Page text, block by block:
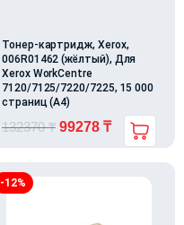
Тонер-картридж, Xerox,
006R01462 (жёлтый), Для
Xerox WorkCentre
7120/7125/7220/7225, 15 000
страниц (А4)
132370₸ 99278 ₸
-12%